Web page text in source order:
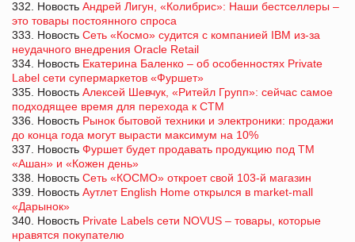
332. Новость Андрей Лигун, «Колибрис»: Наши бестселлеры –
это товары постоянного спроса
333. Новость Сеть «Космо» судится с компанией IBM из-за
неудачного внедрения Oracle Retail
334. Новость Екатерина Баленко – об особенностях Private
Label сети супермаркетов «Фуршет»
335. Новость Алексей Шевчук, «Ритейл Групп»: сейчас самое
подходящее время для перехода к СТМ
336. Новость Рынок бытовой техники и электроники: продажи
до конца года могут вырасти максимум на 10%
337. Новость Фуршет будет продавать продукцию под ТМ
«Ашан» и «Кожен день»
338. Новость Сеть «КОСМО» откроет свой 103-й магазин
339. Новость Аутлет English Home открылся в market-mall
«Дарынок»
340. Новость Private Labels сети NOVUS – товары, которые
нравятся покупателю